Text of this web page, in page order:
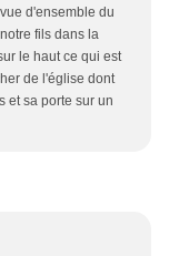
d'ensemble du
fils dans la
le haut ce qui est
de l'église dont
et sa porte sur un